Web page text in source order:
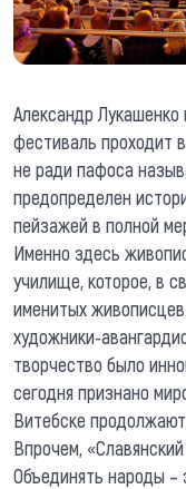
Александр Лукашенко
фестиваль проходит
не ради пафоса
предопределен
пейзажей в полной
Именно здесь
училище, которое, в
именитых
художники-
творчество было
сегодня признано
Витебске
Впрочем,
Объединять народы –